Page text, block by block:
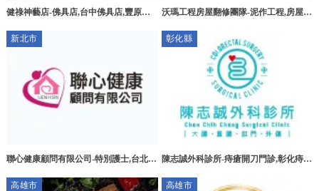
健祿神藝店-佛具店,台中佛具店,豐原佛
沃瑪工程房屋翻修團隊-泥作工程,房屋拆
新北市
聯心健康顧問有限公司-特別護士,台北特
彰化縣
陳志誠外科診所-痔瘡開刀門診,彰化痔瘡
高雄市
高雄市